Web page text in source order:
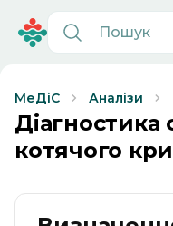
МеДіС Аналізи
котячого